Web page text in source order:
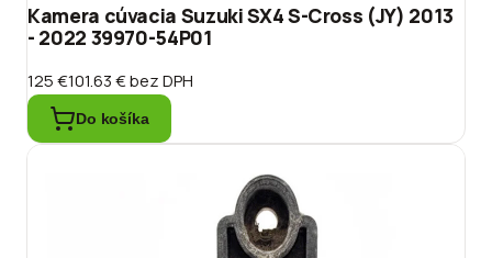
Kamera cúvacia Suzuki SX4 S-Cross (JY) 2013
- 2022 39970-54P01
125 €101.63 €bez DPH
Do košíka